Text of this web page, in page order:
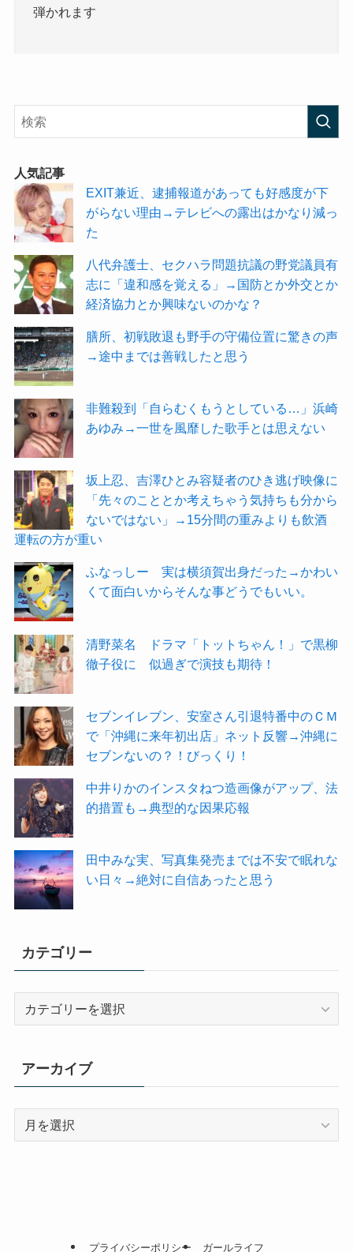
弾かれます
人気記事
EXIT兼近、逮捕報道があっても好感度が下
がらない理由→テレビへの露出はかなり減っ
た
八代弁護士、セクハラ問題抗議の野党議員有
志に「違和感を覚える」→国防とか外交とか
経済協力とか興味ないのかな？
膳所、初戦敗退も野手の守備位置に驚きの声
→途中までは善戦したと思う
非難殺到「自らむくもうとしている…」浜崎
あゆみ→一世を風靡した歌手とは思えない
坂上忍、吉澤ひとみ容疑者のひき逃げ映像に
「先々のこととか考えちゃう気持ちも分から
ないではない」→15分間の重みよりも飲酒
運転の方が重い
ふなっしー 実は横須賀出身だった→かわい
くて面白いからそんな事どうでもいい。
清野菜名 ドラマ「トットちゃん！」で黒柳
徹子役に 似過ぎで演技も期待！
セブンイレブン、安室さん引退特番中のＣＭ
で「沖縄に来年初出店」ネット反響→沖縄に
セブンないの？！びっくり！
中井りかのインスタねつ造画像がアップ、法
的措置も→典型的な因果応報
田中みな実、写真集発売までは不安で眠れな
い日々→絶対に自信あったと思う
カテゴリー
リ
ー
アーカイブ
プライバシーポリシー ガールライフ